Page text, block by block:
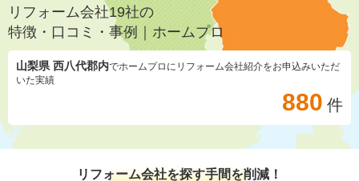
リフォーム会社19社の
特徴・口コミ・事例｜ホームプロ
山梨県 西八代郡内でホームプロにリフォーム会社紹介をお申込みいただ
いた実績
880 件
リフォーム会社を探す手間を削減！